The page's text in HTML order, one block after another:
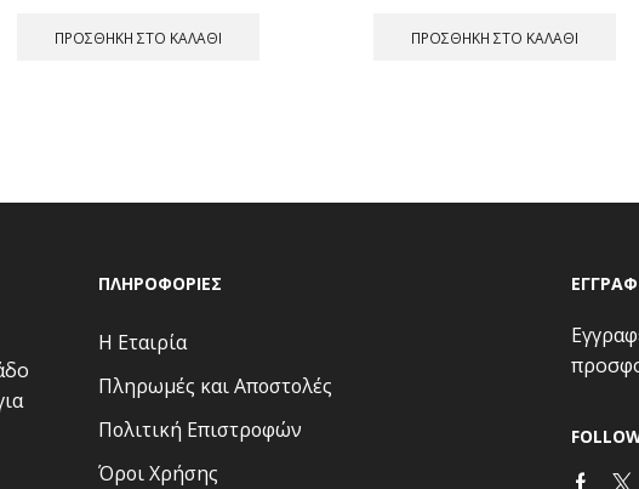
was:
τιμή
ΠΡΟΣΘΉΚΗ ΣΤΟ ΚΑΛΆΘΙ ΠΡΟΣΘΉΚΗ ΣΤΟ ΚΑΛΆΘΙ
ΠΛΗΡΟΦΟΡΊΕΣ
Η Εταιρία
Πληρωμές και Αποστολές
Πολιτική Επιστροφών
Όροι Χρήσης